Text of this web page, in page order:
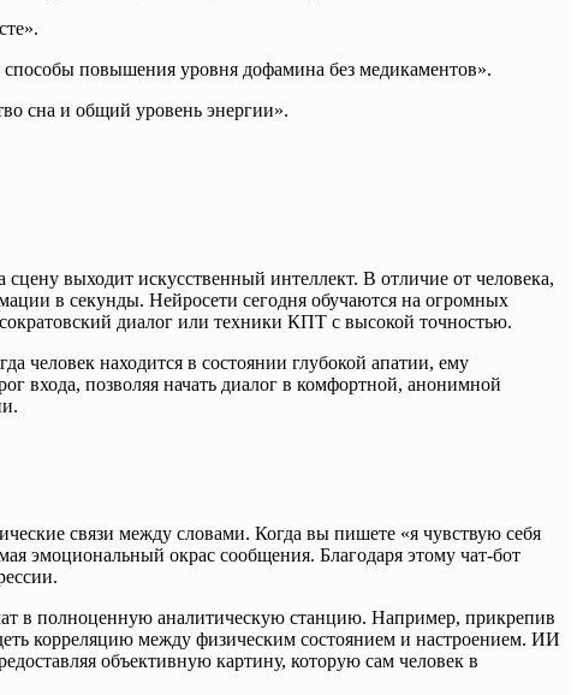
повышения уровня дофамина без медикаментов».
сна и общий уровень энергии».
выходит искусственный интеллект. В отличие от человека,
в секунды. Нейросети сегодня обучаются на огромных
диалог или техники КПТ с высокой точностью.
человек находится в состоянии глубокой апатии, ему
входа, позволяя начать диалог в комфортной, анонимной
связи между словами. Когда вы пишете «я чувствую себя
эмоциональный окрас сообщения. Благодаря этому чат-бот
в полноценную аналитическую станцию. Например, прикрепив
корреляцию между физическим состоянием и настроением. ИИ
объективную картину, которую сам человек в